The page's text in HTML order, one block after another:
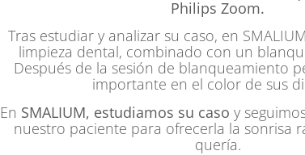
Philips Zoom.
Tras estudiar y analizar su caso, en
limpieza dental, combinado con un
Después de la sesión de blanqueamiento
importante en el color de sus
En SMALIUM, estudiamos su caso y
nuestro paciente para ofrecerla la sonrisa
quería.